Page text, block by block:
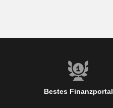
Bestes Finanzportal